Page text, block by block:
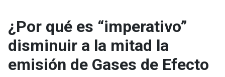
¿Por qué es “imperativo”
disminuir a la mitad la
emisión de Gases de Efecto